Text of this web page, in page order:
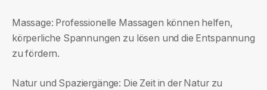
Massage: Professionelle Massagen können helfen,
körperliche Spannungen zu lösen und die Entspannung
zu fördern.
Natur und Spaziergänge: Die Zeit in der Natur zu